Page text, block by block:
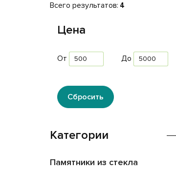
Всего результатов: 4
Цена
От До
Сбросить
Категории
Памятники из стекла